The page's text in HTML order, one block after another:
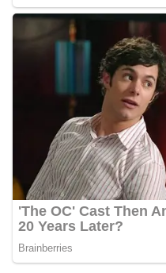
sekaligus
kamtibmas.
oleh warga, yang
menyambut
dengan
masing-
akrab,
menanyakan
lingkungan
komunikasi dua
menyampaikan
situasi kamtibmas
poin utama yang
sambang ini
memasang
bukan setengah
penghormatan